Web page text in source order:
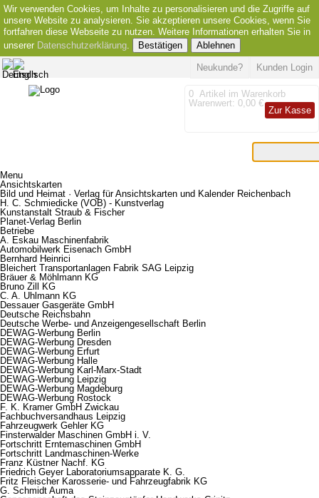
Wir verwenden Cookies, um Inhalte zu personalisieren und die Zugriffe auf
unsere Website zu analysieren. Sie akzeptieren unsere Cookies, wenn Sie
fortfahren diese Webseite zu nutzen. Weitere Informationen erhalten Sie in
unserer Datenschutzerklärung. Bestätigen Ablehnen
Kunden Login
Neukunde?
0 Artikel im Warenkorb
Warenwert: 0,00 €
Zur Kasse
Menu
Ansichtskarten
Bild und Heimat · Verlag für Ansichtskarten und Kalender Reichenbach
H. C. Schmiedicke (VOB) - Kunstverlag
Kunstanstalt Straub & Fischer
Planet-Verlag Berlin
Betriebe
A. Eskau Maschinenfabrik
Automobilwerk Eisenach GmbH
Bernhard Heinrici
Bleichert Transportanlagen Fabrik SAG Leipzig
Bräuer & Möhlmann KG
Bruno Zill KG
C. A. Uhlmann KG
Dessauer Gasgeräte GmbH
Deutsche Reichsbahn
Deutsche Werbe- und Anzeigengesellschaft Berlin
DEWAG-Werbung Berlin
DEWAG-Werbung Dresden
DEWAG-Werbung Erfurt
DEWAG-Werbung Halle
DEWAG-Werbung Karl-Marx-Stadt
DEWAG-Werbung Leipzig
DEWAG-Werbung Magdeburg
DEWAG-Werbung Rostock
F. K. Kramer GmbH Zwickau
Fachbuchversandhaus Leipzig
Fahrzeugwerk Gehler KG
Finsterwalder Maschinen GmbH i. V.
Fortschritt Erntemaschinen GmbH
Fortschritt Landmaschinen-Werke
Franz Küstner Nachf. KG
Friedrich Geyer Laboratoriumsapparate K. G.
Fritz Fleischer Karosserie- und Fahrzeugfabrik KG
G. Schmidt Auma